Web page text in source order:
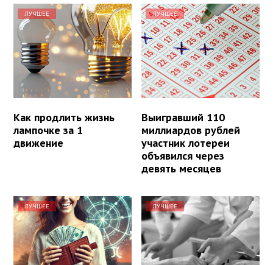
ЛУЧШЕЕ
Как продлить жизнь
лампочке за 1
движение
ЛУЧШЕЕ
Выигравший 110
миллиардов рублей
участник лотереи
объявился через
девять месяцев
ЛУЧШЕЕ ЛУЧШЕЕ